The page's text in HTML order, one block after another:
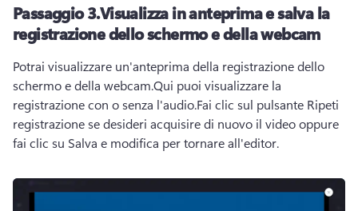
Passaggio 3.Visualizza in anteprima e salva la
registrazione dello schermo e della webcam
Potrai visualizzare un'anteprima della registrazione dello
schermo e della webcam.Qui puoi visualizzare la
registrazione con o senza l'audio.Fai clic sul pulsante Ripeti
registrazione se desideri acquisire di nuovo il video oppure
fai clic su Salva e modifica per tornare all'editor.